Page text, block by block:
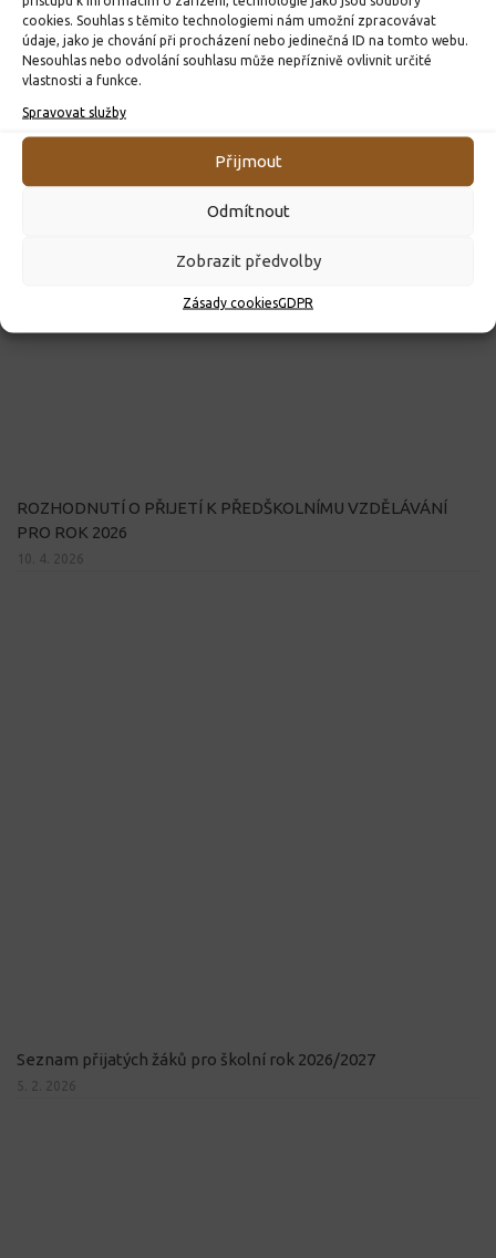
cookies. Souhlas s těmito technologiemi nám umožní zpracovávat
údaje, jako je chování při procházení nebo jedinečná ID na tomto webu.
Nesouhlas nebo odvolání souhlasu může nepříznivě ovlivnit určité
vlastnosti a funkce.
Spravovat služby
Přijmout
Odmítnout
Zobrazit předvolby
Zásady cookiesGDPR
23. 6. 2026
ROZHODNUTÍ O PŘIJETÍ K PŘEDŠKOLNÍMU VZDĚLÁVÁNÍ
PRO ROK 2026
10. 4. 2026
Seznam přijatých žáků pro školní rok 2026/2027
5. 2. 2026